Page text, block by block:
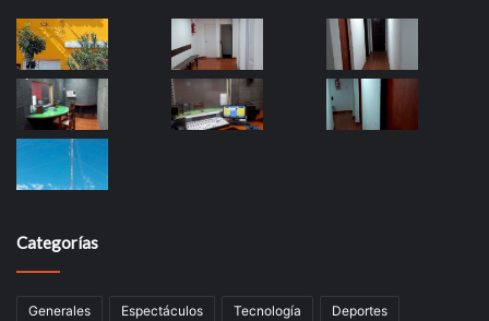
Categorías
Generales Espectáculos Tecnología Deportes